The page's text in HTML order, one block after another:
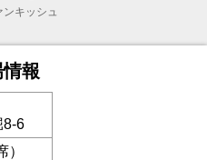
ンキッシュ
報
8-6